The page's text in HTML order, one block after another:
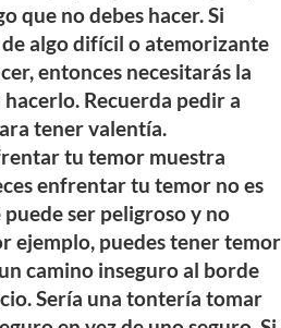
que no debes hacer. Si
algo difícil o atemorizante
entonces necesitarás la
Recuerda pedir a
tener valentía.
tu temor muestra
enfrentar tu temor no es
ser peligroso y no
ejemplo, puedes tener temor
camino inseguro al borde
Sería una tontería tomar